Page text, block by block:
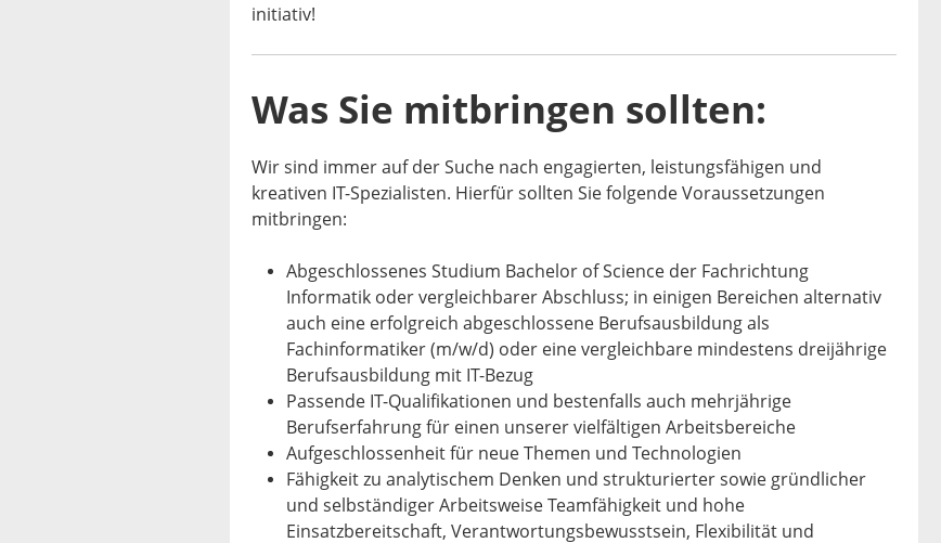
initiativ!
Was Sie mitbringen sollten:
Wir sind immer auf der Suche nach engagierten, leistungsfähigen und
kreativen IT-Spezialisten. Hierfür sollten Sie folgende Voraussetzungen
mitbringen:
Abgeschlossenes Studium Bachelor of Science der Fachrichtung
Informatik oder vergleichbarer Abschluss; in einigen Bereichen alternativ
auch eine erfolgreich abgeschlossene Berufsausbildung als
Fachinformatiker (m/w/d) oder eine vergleichbare mindestens dreijährige
Berufsausbildung mit IT-Bezug
Passende IT-Qualifikationen und bestenfalls auch mehrjährige
Berufserfahrung für einen unserer vielfältigen Arbeitsbereiche
Aufgeschlossenheit für neue Themen und Technologien
Fähigkeit zu analytischem Denken und strukturierter sowie gründlicher
und selbständiger Arbeitsweise Teamfähigkeit und hohe
Einsatzbereitschaft, Verantwortungsbewusstsein, Flexibilität und